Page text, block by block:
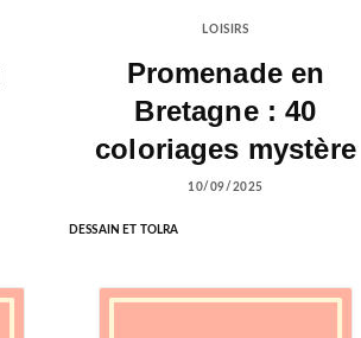
LOISIRS
Promenade en
Bretagne : 40
coloriages mystère
10/09/2025
DESSAIN ET TOLRA